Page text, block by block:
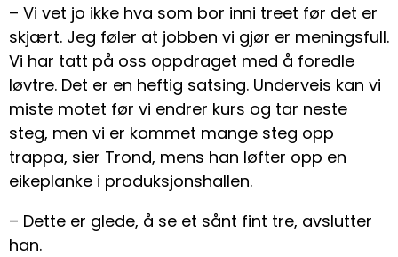
– Vi vet jo ikke hva som bor inni treet før det er
skjært. Jeg føler at jobben vi gjør er meningsfull.
Vi har tatt på oss oppdraget med å foredle
løvtre. Det er en heftig satsing. Underveis kan vi
miste motet før vi endrer kurs og tar neste
steg, men vi er kommet mange steg opp
trappa, sier Trond, mens han løfter opp en
eikeplanke i produksjonshallen.
– Dette er glede, å se et sånt fint tre, avslutter
han.